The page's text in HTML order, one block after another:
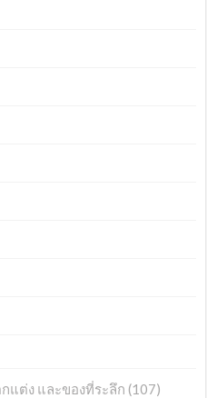
แต่ง และของที่ระลึก (107)